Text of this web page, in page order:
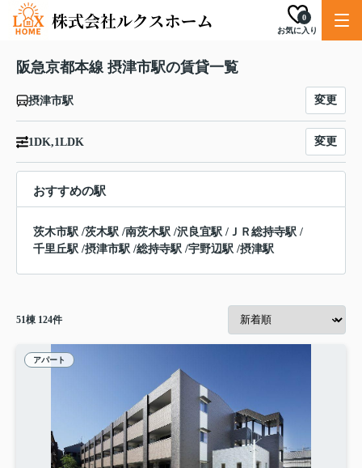
お気に入り
0
阪急京都本線 摂津市駅の賃貸一覧
摂津市駅 変更
1DK,1LDK 変更
おすすめの駅
茨木市駅 /茨木駅 /南茨木駅 /沢良宜駅 / ＪＲ総持寺駅 /
千里丘駅 /摂津市駅 /総持寺駅 /宇野辺駅 /摂津駅
51棟 124件
アパート